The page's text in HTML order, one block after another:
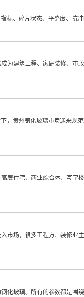
标、碎片状态、平整度、抗
为建筑工程、家庭装修、市
，贵州钢化玻璃市场迎来规
层住宅、商业综合体、写字
市场，很多工程方、装修业
化玻璃。所有的参数都是围